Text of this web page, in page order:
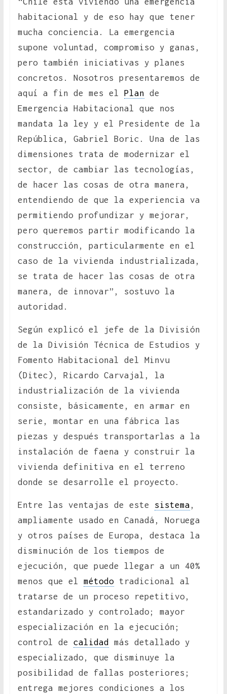
habitacional y de eso hay que tener
mucha conciencia. La emergencia
supone voluntad, compromiso y ganas,
pero también iniciativas y planes
concretos. Nosotros presentaremos de
aquí a fin de mes el Plan de
Emergencia Habitacional que nos
mandata la ley y el Presidente de la
República, Gabriel Boric. Una de las
dimensiones trata de modernizar el
sector, de cambiar las tecnologías,
de hacer las cosas de otra manera,
entendiendo de que la experiencia va
permitiendo profundizar y mejorar,
pero queremos partir modificando la
construcción, particularmente en el
caso de la vivienda industrializada,
se trata de hacer las cosas de otra
manera, de innovar”, sostuvo la
autoridad.
Según explicó el jefe de la División
de la División Técnica de Estudios y
Fomento Habitacional del Minvu
(Ditec), Ricardo Carvajal, la
industrialización de la vivienda
consiste, básicamente, en armar en
serie, montar en una fábrica las
piezas y después transportarlas a la
instalación de faena y construir la
vivienda definitiva en el terreno
donde se desarrolle el proyecto.
Entre las ventajas de este sistema ,
ampliamente usado en Canadá, Noruega
y otros países de Europa, destaca la
disminución de los tiempos de
ejecución, que puede llegar a un 40%
menos que el métodotradicional al
tratarse de un proceso repetitivo,
estandarizado y controlado; mayor
especialización en la ejecución;
control de calidad
más detallado y
especializado, que disminuye la
posibilidad de fallas posteriores;
entrega mejores condiciones a los